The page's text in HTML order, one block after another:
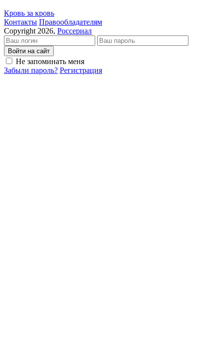
Кровь за кровь
Кон­так­ты Пра­во­об­ла­да­те­лям
Copyright 2026, Россериал
Войти на сайт
Не запоминать меня
Забыли пароль? Регистрация